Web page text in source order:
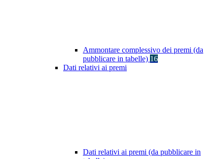
Ammontare complessivo dei premi (da
pubblicare in tabelle) 16
Dati relativi ai premi
Dati relativi ai premi (da pubblicare in